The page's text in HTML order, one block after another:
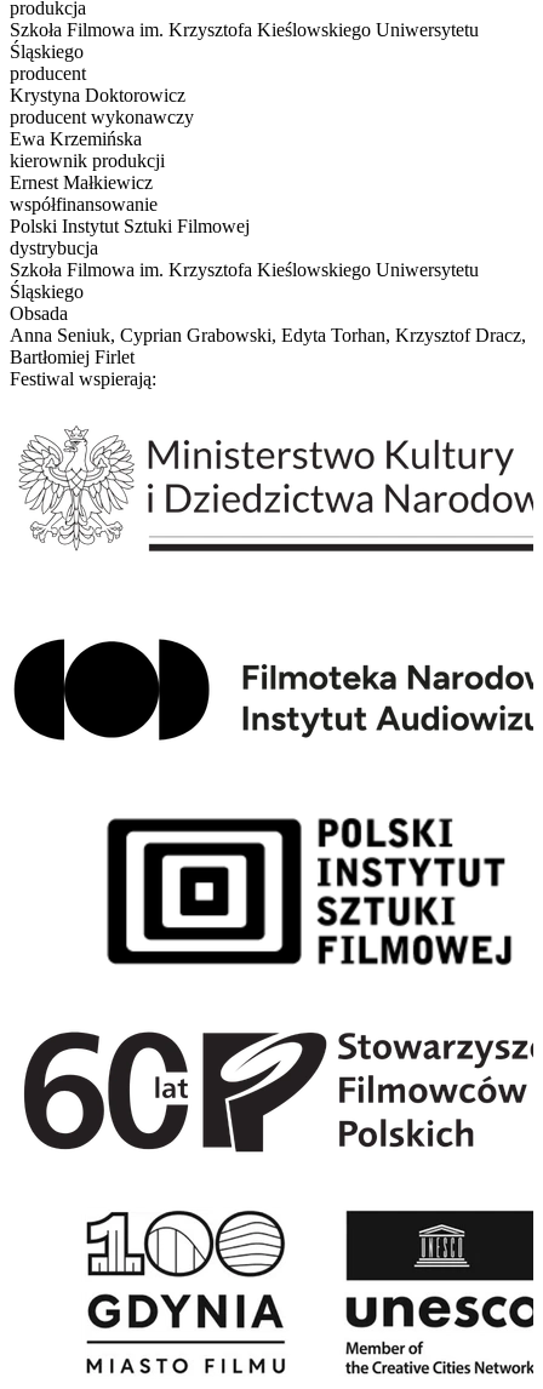
produkcja
Szkoła Filmowa im. Krzysztofa Kieślowskiego Uniwersytetu
Śląskiego
producent
Krystyna Doktorowicz
producent wykonawczy
Ewa Krzemińska
kierownik produkcji
Ernest Małkiewicz
współfinansowanie
Polski Instytut Sztuki Filmowej
dystrybucja
Szkoła Filmowa im. Krzysztofa Kieślowskiego Uniwersytetu
Śląskiego
Obsada
Anna Seniuk, Cyprian Grabowski, Edyta Torhan, Krzysztof Dracz,
Bartłomiej Firlet
Festiwal wspierają: